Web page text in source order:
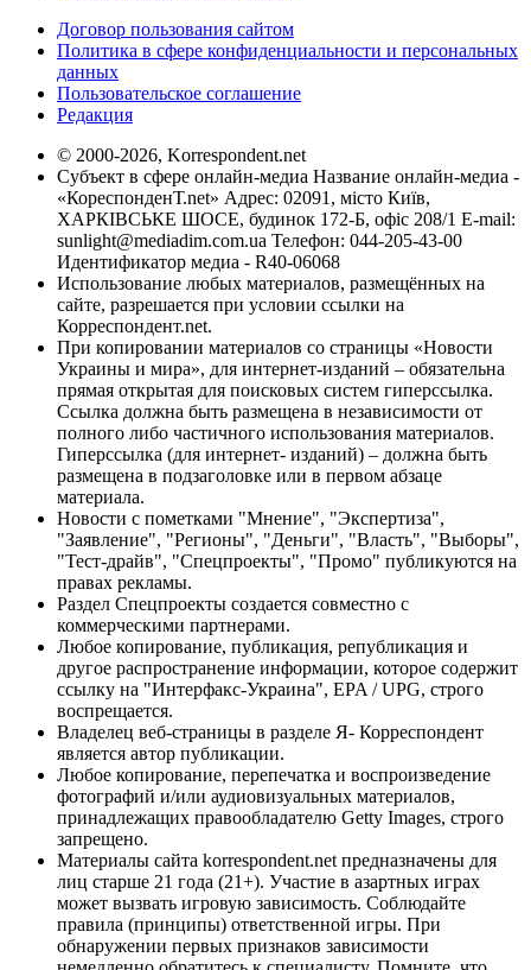
Договор пользования сайтом
Политика в сфере конфиденциальности и персональных
данных
Пользовательское соглашение
Редакция
© 2000-2026, Korrespondent.net
Субъект в сфере онлайн-медиа Название онлайн-медиа -
«КореспонденТ.net» Адрес: 02091, місто Київ,
ХАРКІВСЬКЕ ШОСЕ, будинок 172-Б, офіс 208/1 E-mail:
sunlight@mediadim.com.ua Телефон: 044-205-43-00
Идентификатор медиа - R40-06068
Использование любых материалов, размещённых на
сайте, разрешается при условии ссылки на
Корреспондент.net.
При копировании материалов со страницы «Новости
Украины и мира», для интернет-изданий – обязательна
прямая открытая для поисковых систем гиперссылка.
Ссылка должна быть размещена в независимости от
полного либо частичного использования материалов.
Гиперссылка (для интернет- изданий) – должна быть
размещена в подзаголовке или в первом абзаце
материала.
Новости с пометками "Мнение", "Экспертиза",
"Заявление", "Регионы", "Деньги", "Власть", "Выборы",
"Тест-драйв", "Спецпроекты", "Промо" публикуются на
правах рекламы.
Раздел Спецпроекты создается совместно с
коммерческими партнерами.
Любое копирование, публикация, републикация и
другое распространение информации, которое содержит
ссылку на "Интерфакс-Украина", EPA / UPG, строго
воспрещается.
Владелец веб-страницы в разделе Я- Корреспондент
является автор публикации.
Любое копирование, перепечатка и воспроизведение
фотографий и/или аудиовизуальных материалов,
принадлежащих правообладателю Getty Images, строго
запрещено.
Материалы сайта korrespondent.net предназначены для
лиц старше 21 года (21+). Участие в азартных играх
может вызвать игровую зависимость. Соблюдайте
правила (принципы) ответственной игры. При
обнаружении первых признаков зависимости